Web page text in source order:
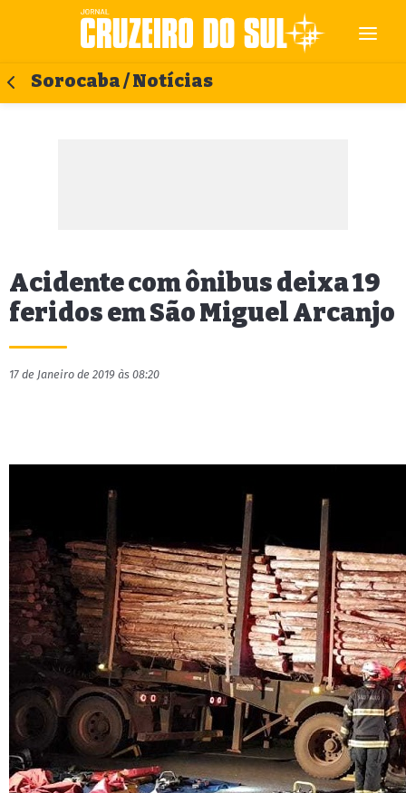
Sorocaba / Notícias
Acidente com ônibus deixa 19
feridos em São Miguel Arcanjo
17 de Janeiro de 2019 às 08:20